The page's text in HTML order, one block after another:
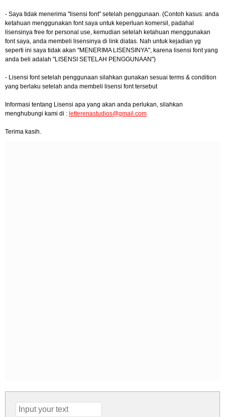
- Saya tidak menerima "lisensi font" setelah penggunaan. (Contoh kasus: anda
ketahuan menggunakan font saya untuk keperluan komersil, padahal
lisensinya free for personal use, kemudian setelah ketahuan menggunakan
font saya, anda membeli lisensinya di link diatas. Nah untuk kejadian yg
seperti ini saya tidak akan "MENERIMA LISENSINYA", karena lisensi font yang
anda beli adalah "LISENSI SETELAH PENGGUNAAN")
- Lisensi font setelah penggunaan silahkan gunakan sesuai terms & condition
yang berlaku setelah anda membeli lisensi font tersebut
Informasi tentang Lisensi apa yang akan anda perlukan, silahkan
menghubungi kami di : letterenastudios@gmail.com
Terima kasih.